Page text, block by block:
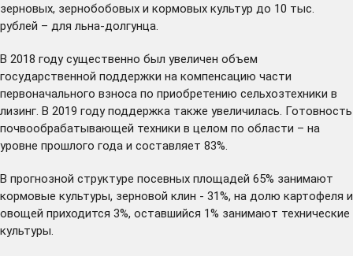
зерновых, зернобобовых и кормовых культур до 10 тыс.
рублей – для льна-долгунца.
В 2018 году существенно был увеличен объем
государственной поддержки на компенсацию части
первоначального взноса по приобретению сельхозтехники в
лизинг. В 2019 году поддержка также увеличилась. Готовность
почвообрабатывающей техники в целом по области – на
уровне прошлого года и составляет 83%.
В прогнозной структуре посевных площадей 65% занимают
кормовые культуры, зерновой клин - 31%, на долю картофеля и
овощей приходится 3%, оставшийся 1% занимают технические
культуры.